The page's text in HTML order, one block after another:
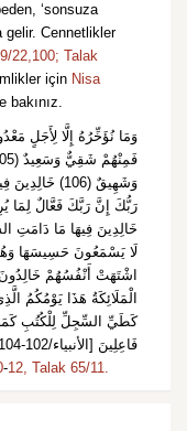
‘sonsuza
gelir. Cennetlikler
22,100; Talak
için Nisa
bakınız.
وَشَهِيقٌ (106)
خَالِدِينَ فِيهَا مَا دَامَتِ
كَطَيِّ السِّجِلِّ لِلْكُتُبِ كَمَا
فَاعِلِينَ [الأنبياء/102-104]
-12, Talak 65/11.